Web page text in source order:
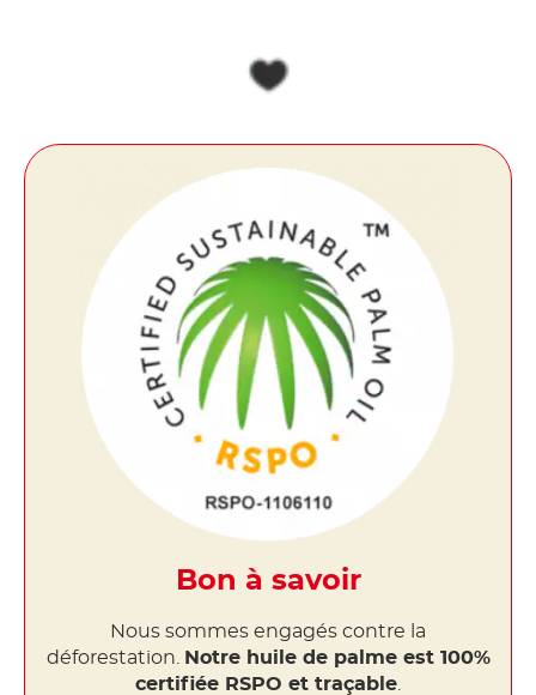
Bon à savoir
Nous sommes engagés contre la
déforestation.
Notre huile de palme est 100%
certifiée RSPO et traçable